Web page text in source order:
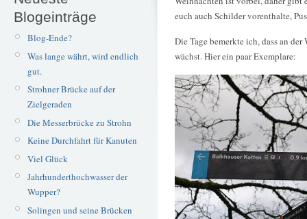
Blogeinträge
Blog-Ende?
Was lange währt, wird endlich
gut.
Strohner Brücke auf der
Zielgeraden
Die Messerbrücke zu Strohn
Keine Durchfahrt für Kanuten
Viel Glück
Jahrhunderthochwasser der
Wupper?
Solingen und seine Brücken
euch auch Schilder vorenthalte,
Die Tage bemerkte ich, dass an
wächst. Hier ein paar Exemplare: